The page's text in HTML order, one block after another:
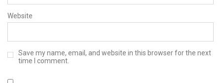
Website
Save my name, email, and website in this browser for the next
time I comment.